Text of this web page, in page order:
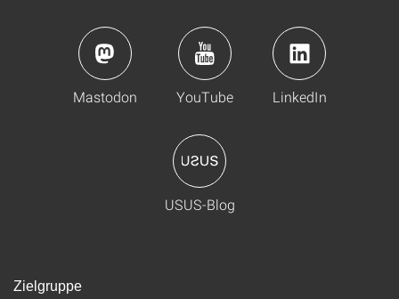
Mastodon YouTube LinkedIn
USUS-Blog
Zielgruppe